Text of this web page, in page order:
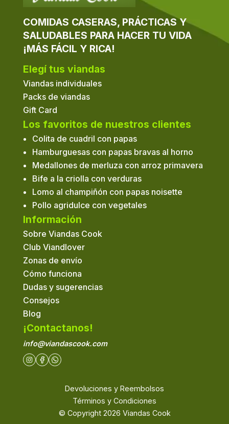
COMIDAS CASERAS, PRÁCTICAS Y
SALUDABLES PARA HACER TU VIDA
¡MÁS FÁCIL Y RICA!
Elegí tus viandas
Viandas individuales
Packs de viandas
Gift Card
Los favoritos de nuestros clientes
Colita de cuadril con papas
Hamburguesas con papas bravas al horno
Medallones de merluza con arroz primavera
Bife a la criolla con verduras
Lomo al champiñón con papas noisette
Pollo agridulce con vegetales
Información
Sobre Viandas Cook
Club Viandlover
Zonas de envío
Cómo funciona
Dudas y sugerencias
Consejos
Blog
¡Contactanos!
info@viandascook.com
Devoluciones y Reembolsos
Términos y Condiciones
© Copyright 2026 Viandas Cook